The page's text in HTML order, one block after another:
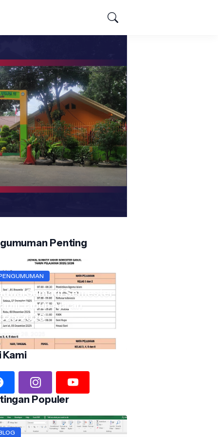
Penting
Sumatif Semester
Tahun Ajaran
2026
Kami
Populer